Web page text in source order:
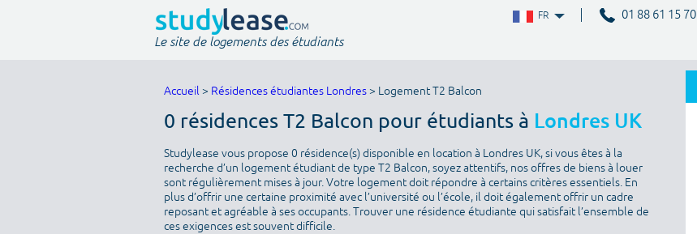
FR 01 88 61 15 70
Le site de logements des étudiants
Accueil > Résidences étudiantes Londres > Logement T2 Balcon
0 résidences T2 Balcon pour étudiants à Londres UK
Studylease vous propose 0 résidence(s) disponible en location à Londres UK, si vous êtes à la
recherche d’un logement étudiant de type T2 Balcon, soyez attentifs, nos offres de biens à louer
sont régulièrement mises à jour. Votre logement doit répondre à certains critères essentiels. En
plus d’offrir une certaine proximité avec l’université ou l’école, il doit également offrir un cadre
reposant et agréable à ses occupants. Trouver une résidence étudiante qui satisfait l’ensemble de
ces exigences est souvent difficile.